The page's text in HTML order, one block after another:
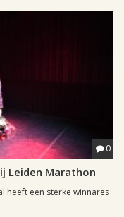
0
Leiden Marathon
heeft een sterke winnares